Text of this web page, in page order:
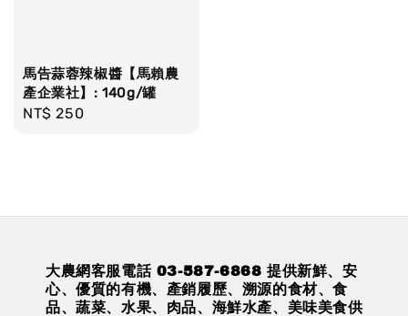
馬告蒜蓉辣椒醬【馬賴農
產企業社】: 140g/罐
Regular
NT$ 250
大農網客服電話 03-587-6868 提供新鮮、安
心、優質的有機、產銷履歷、溯源的食材、食
品、蔬菜、水果、肉品、海鮮水產、美味美食供